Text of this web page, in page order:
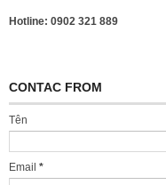
Hotline: 0902 321 889
CONTAC FROM
Tên
Email *